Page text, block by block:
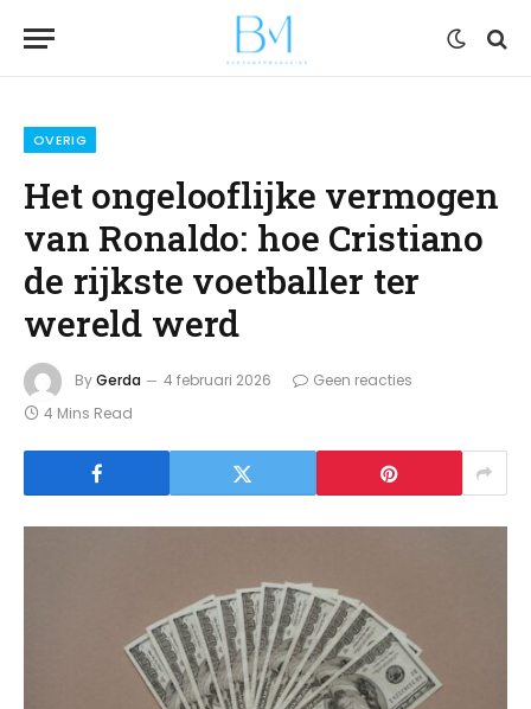
OVERIG
Het ongelooflijke vermogen
van Ronaldo: hoe Cristiano
de rijkste voetballer ter
wereld werd
ByGerda 4 februari 2026
Geen reacties
4 Mins Read